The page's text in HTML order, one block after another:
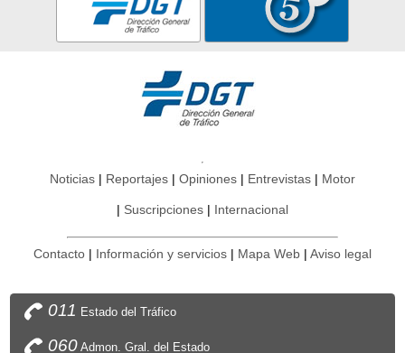
Noticias Reportajes Opiniones Entrevistas Motor
Suscripciones Internacional
Contacto Información y servicios Mapa Web Aviso legal
011 Estado del Tráfico
060Admon. Gral. del Estado